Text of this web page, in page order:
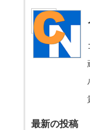
最新の投稿